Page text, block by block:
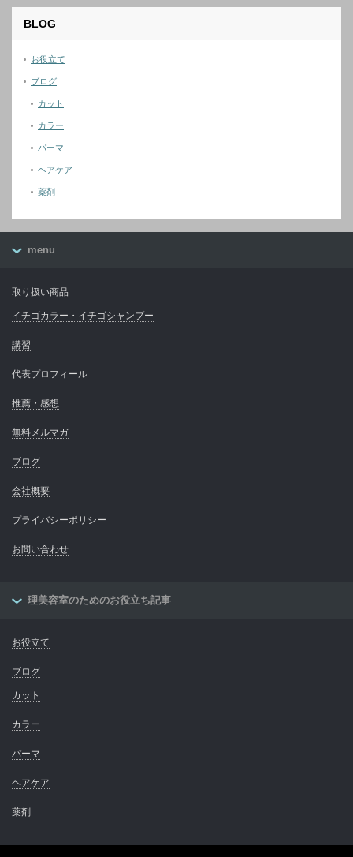
BLOG
お役立て
ブログ
カット
カラー
パーマ
ヘアケア
薬剤
menu
取り扱い商品
イチゴカラー・イチゴシャンプー
講習
代表プロフィール
推薦・感想
無料メルマガ
ブログ
会社概要
プライバシーポリシー
お問い合わせ
理美容室のためのお役立ち記事
お役立て
ブログ
カット
カラー
パーマ
ヘアケア
薬剤